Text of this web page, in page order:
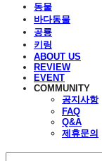
동물
바다동물
공룡
키링
ABOUT US
REVIEW
EVENT
COMMUNITY
공지사항
FAQ
Q&A
제휴문의